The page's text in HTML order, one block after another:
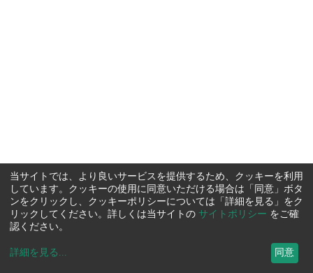
当サイトでは、より良いサービスを提供するため、クッキーを利用
しています。クッキーの使用に同意いただける場合は「同意」ボタ
ンをクリックし、クッキーポリシーについては「詳細を見る」をク
リックしてください。詳しくは当サイトの サイトポリシー をご確
認ください。
詳細を見る ... 同意